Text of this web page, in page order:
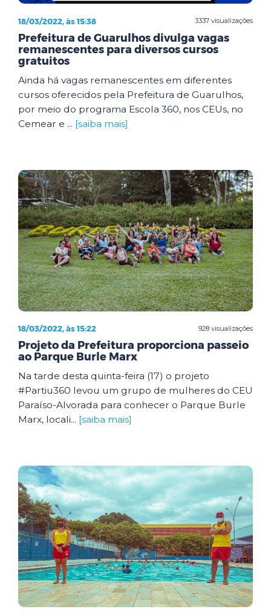
3337 visualizações
18/03/2022, às 15:38
Prefeitura de Guarulhos divulga vagas
remanescentes para diversos cursos
gratuitos
Ainda há vagas remanescentes em diferentes
cursos oferecidos pela Prefeitura de Guarulhos,
por meio do programa Escola 360, nos CEUs, no
Cemear e ... [saiba mais]
928 visualizações
18/03/2022, às 15:22
Projeto da Prefeitura proporciona passeio
ao Parque Burle Marx
Na tarde desta quinta-feira (17) o projeto
#Partiu360 levou um grupo de mulheres do CEU
Paraíso-Alvorada para conhecer o Parque Burle
Marx, locali... [saiba mais]